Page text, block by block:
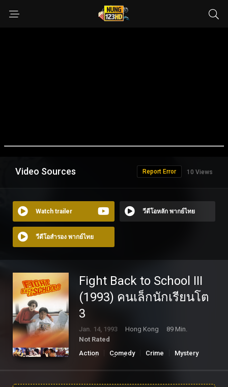
Video Sources 10 Views
Report Error
Watch trailer วีดีโอหลัก พากย์ไทย
วีดีโอสำรอง พากย์ไทย
Fight Back to School III
(1993) คนเล็กนักเรียนโต
3
Jan. 14, 1993 Hong Kong
89 Min.
Not Rated
Action
Comedy Crime
Mystery